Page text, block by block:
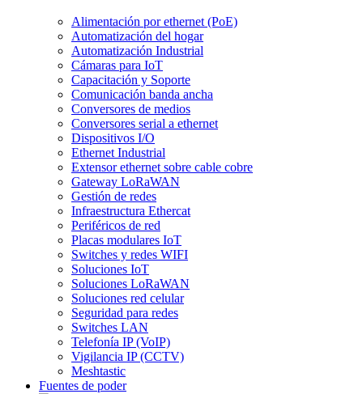
Alimentación por ethernet (PoE)
Automatización del hogar
Automatización Industrial
Cámaras para IoT
Capacitación y Soporte
Comunicación banda ancha
Conversores de medios
Conversores serial a ethernet
Dispositivos I/O
Ethernet Industrial
Extensor ethernet sobre cable cobre
Gateway LoRaWAN
Gestión de redes
Infraestructura Ethercat
Periféricos de red
Placas modulares IoT
Switches y redes WIFI
Soluciones IoT
Soluciones LoRaWAN
Soluciones red celular
Seguridad para redes
Switches LAN
Telefonía IP (VoIP)
Vigilancia IP (CCTV)
Meshtastic
Fuentes de poder